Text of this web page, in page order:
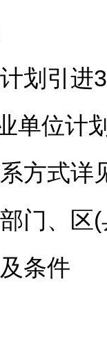
计划引进
单位计
方式详
门、区
条件